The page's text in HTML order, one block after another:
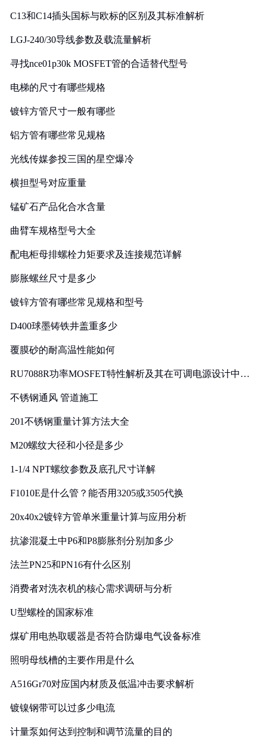
C13和C14插头国标与欧标的区别及其标准解析
LGJ-240/30导线参数及载流量解析
寻找nce01p30k MOSFET管的合适替代型号
电梯的尺寸有哪些规格
镀锌方管尺寸一般有哪些
铝方管有哪些常见规格
光线传媒参投三国的星空爆冷
横担型号对应重量
锰矿石产品化合水含量
曲臂车规格型号大全
配电柜母排螺栓力矩要求及连接规范详解
膨胀螺丝尺寸是多少
镀锌方管有哪些常见规格和型号
D400球墨铸铁井盖重多少
覆膜砂的耐高温性能如何
RU7088R功率MOSFET特性解析及其在可调电源设计中的
不锈钢通风 管道施工
201不锈钢重量计算方法大全
M20螺纹大径和小径是多少
1-1/4 NPT螺纹参数及底孔尺寸详解
F1010E是什么管？能否用3205或3505代换
20x40x2镀锌方管单米重量计算与应用分析
抗渗混凝土中P6和P8膨胀剂分别加多少
法兰PN25和PN16有什么区别
消费者对洗衣机的核心需求调研与分析
U型螺栓的国家标准
煤矿用电热取暖器是否符合防爆电气设备标准
照明母线槽的主要作用是什么
A516Gr70对应国内材质及低温冲击要求解析
镀镍钢带可以过多少电流
计量泵如何达到控制和调节流量的目的